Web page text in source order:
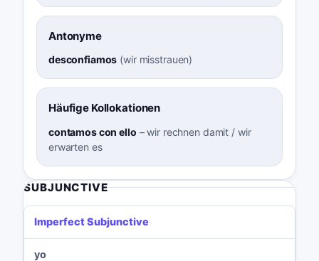
Antonyme
desconfiamos (wir misstrauen)
Häufige Kollokationen
contamos con ello –wir rechnen damit / wir
erwarten es
SUBJUNCTIVE
Imperfect Subjunctive
yo